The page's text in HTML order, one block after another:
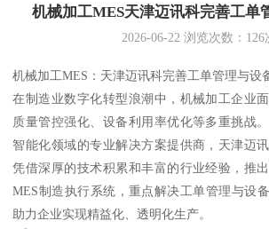
机械加工MES天津迈讯科完善工单
2026-06-22浏览次数： 126
机械加工MES：天津迈讯科完善工单管理与设
在制造业数字化转型浪潮中，机械加工企业
质量管控强化、设备利用率优化等多重挑战
智能化领域的专业解决方案提供商，天津迈
凭借深厚的技术积累和丰富的行业经验，推
MES制造执行系统，重点解决工单管理与设
助力企业实现精益化、透明化生产。